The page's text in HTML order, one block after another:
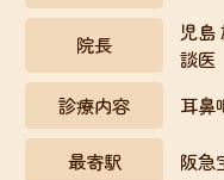
院長
児島
談医
診療内容
耳鼻
最寄駅 阪急